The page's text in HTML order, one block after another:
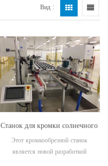
Вид :
Станок для кромки солнечного
стекла
Этот кромкообрезной станок
является новой разработкой